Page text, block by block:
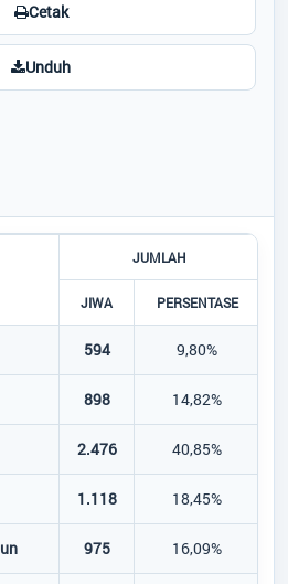
Cetak
Unduh
JUMLAH
JIWA PERSENTASE
594 9,80%
898 14,82%
2.476 40,85%
1.118 18,45%
975 16,09%